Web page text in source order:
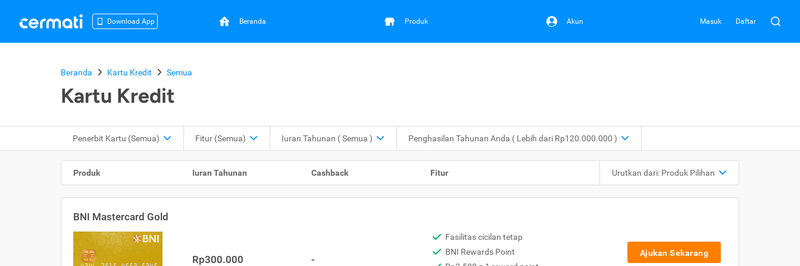
Download App Beranda Produk Akun Masuk Daftar
Beranda Kartu Kredit Semua
Kartu Kredit
Penerbit Kartu (Semua) Fitur (Semua) Iuran Tahunan ( Semua ) Penghasilan Tahunan Anda ( Lebih dari Rp120.000.000 )
Produk Iuran Tahunan Cashback Fitur Urutkan dari: Produk Pilihan
BNI Mastercard Gold
Rp300.000 -
Fasilitas cicilan tetap
BNI Rewards Point
Ajukan Sekarang